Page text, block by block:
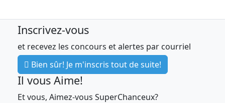
Inscrivez-vous
et recevez les concours et alertes par courriel
Bien sûr! Je m'inscris tout de suite!
Il vous Aime!
Et vous, Aimez-vous SuperChanceux?